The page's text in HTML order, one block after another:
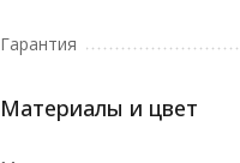
Гарантия
Материалы и цвет